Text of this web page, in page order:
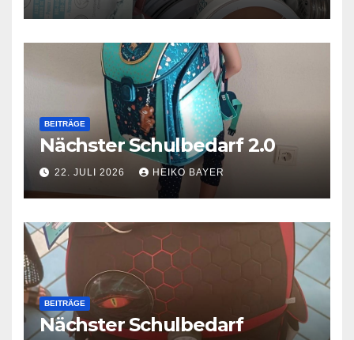
BEITRÄGE
Nächster Schulbedarf 2.0
22. JULI 2026 HEIKO BAYER
BEITRÄGE
Nächster Schulbedarf